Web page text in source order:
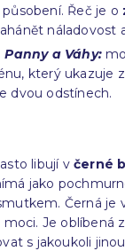
Řeč je o
náladovost
a Váhy:
který ukazuje
dvou odstínech.
libují v černé
jako
Černá je
Je oblíbená
s jakoukoli